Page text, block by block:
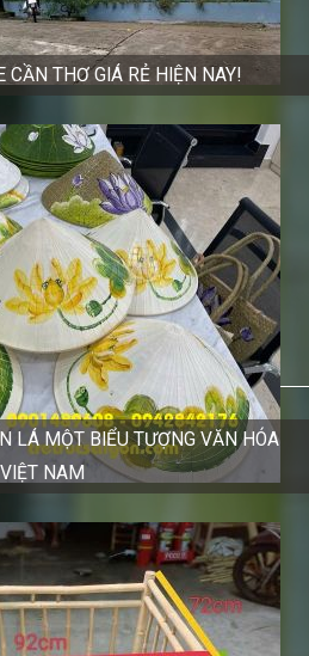
CẦN THƠ GIÁ RẺ HIỆN NAY!
LÁ MỘT BIỂU TƯỢNG VĂN HÓA
VIỆT NAM